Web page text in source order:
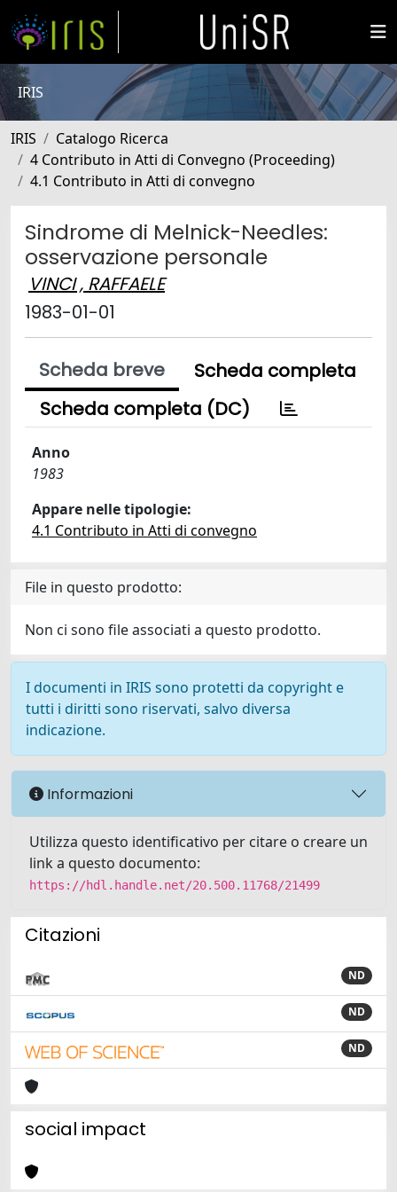
IRIS
IRIS
Catalogo Ricerca
4 Contributo in Atti di Convegno (Proceeding)
4.1 Contributo in Atti di convegno
Sindrome di Melnick-Needles:
osservazione personale
VINCI , RAFFAELE
1983-01-01
Scheda breve
Scheda completa
Scheda completa (DC)
Anno
1983
Appare nelle tipologie:
4.1 Contributo in Atti di convegno
File in questo prodotto:
Non ci sono file associati a questo prodotto.
I documenti in IRIS sono protetti da copyright e
tutti i diritti sono riservati, salvo diversa
indicazione.
Informazioni
Utilizza questo identificativo per citare o creare un
link a questo documento:
https://hdl.handle.net/20.500.11768/21499
Citazioni
ND
ND
ND
social impact